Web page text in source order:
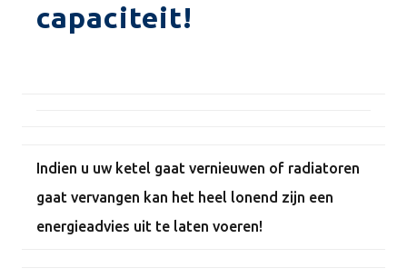
capaciteit!
Indien u uw ketel gaat vernieuwen of radiatoren
gaat vervangen kan het heel lonend zijn een
energieadvies uit te laten voeren!